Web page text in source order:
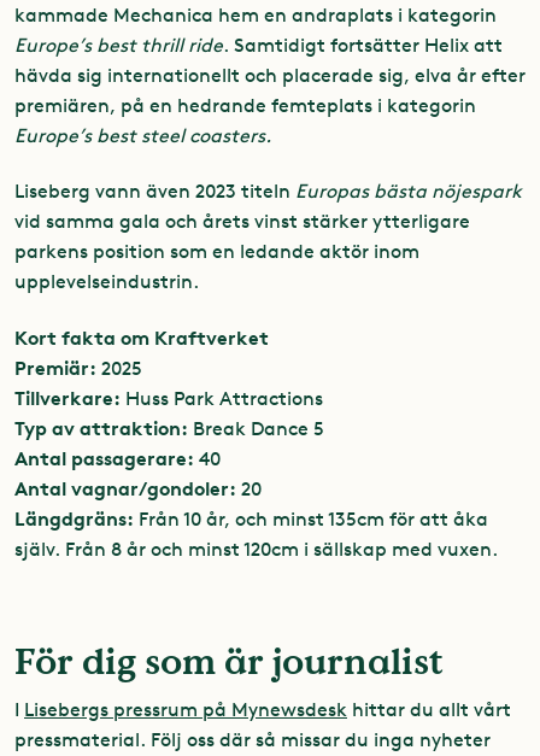
kammade Mechanica hem en andraplats i kategorin
Europe’s best thrill ride. Samtidigt fortsätter Helix att
hävda sig internationellt och placerade sig, elva år efter
premiären, på en hedrande femteplats i kategorin
Europe’s best steel coasters.
Liseberg vann även 2023 titeln Europas bästa nöjespark
vid samma gala och årets vinst stärker ytterligare
parkens position som en ledande aktör inom
upplevelseindustrin.
Kort fakta om Kraftverket
Premiär: 2025
Tillverkare: Huss Park Attractions
Typ av attraktion: Break Dance 5
Antal passagerare: 40
Antal vagnar/gondoler: 20
Längdgräns: Från 10 år, och minst 135cm för att åka
själv. Från 8 år och minst 120cm i sällskap med vuxen.
För dig som är journalist
I Lisebergs pressrum på Mynewsdesk hittar du allt vårt
pressmaterial. Följ oss där så missar du inga nyheter